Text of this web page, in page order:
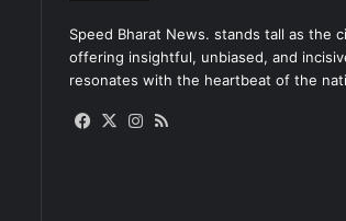
Speed Bharat News. stands tall as the
offering insightful, unbiased, and
resonates with the heartbeat of the
Facebook
X Instagram